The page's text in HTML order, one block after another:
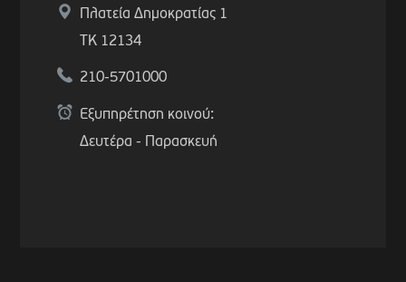
Πλατεία Δημοκρατίας 1
ΤΚ 12134
210-5701000
Εξυπηρέτηση κοινού:
Δευτέρα - Παρασκευή